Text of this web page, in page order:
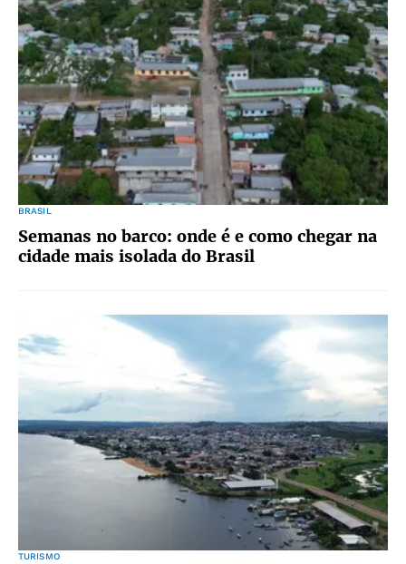
BRASIL
Semanas no barco: onde é e como chegar na
cidade mais isolada do Brasil
TURISMO